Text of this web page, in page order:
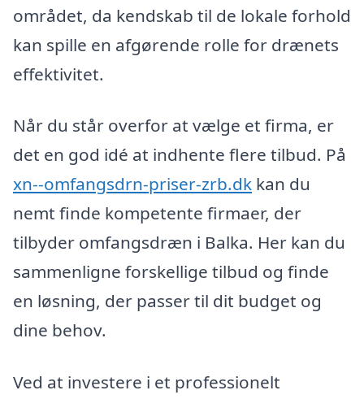
området, da kendskab til de lokale forhold
kan spille en afgørende rolle for drænets
effektivitet.
Når du står overfor at vælge et firma, er
det en god idé at indhente flere tilbud. På
xn--omfangsdrn-priser-zrb.dk kan du
nemt finde kompetente firmaer, der
tilbyder omfangsdræn i Balka. Her kan du
sammenligne forskellige tilbud og finde
en løsning, der passer til dit budget og
dine behov.
Ved at investere i et professionelt